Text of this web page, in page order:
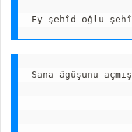
Ey şehîd oğlu
Sana âgûşunu